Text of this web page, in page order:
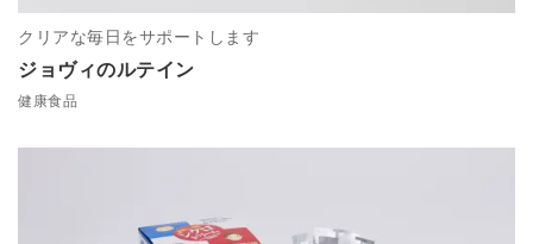
ジョヴィのルテイン
クリアな毎日をサポートします
健康食品